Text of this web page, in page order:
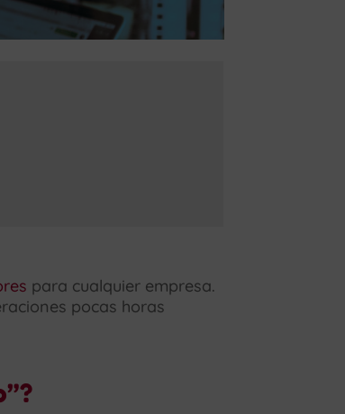
para cualquier empresa.
pocas horas